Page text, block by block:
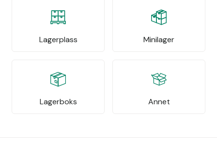
Lagerplass Minilager
Lagerboks Annet